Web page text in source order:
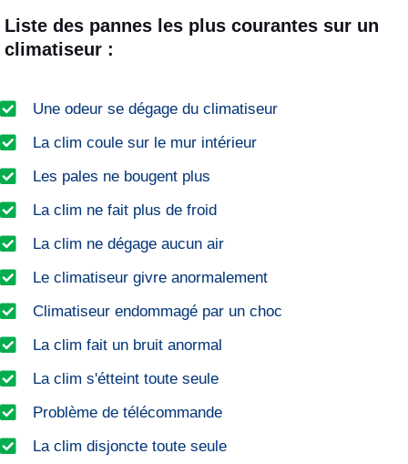
Liste des pannes les plus courantes sur un
climatiseur :
Une odeur se dégage du climatiseur
La clim coule sur le mur intérieur
Les pales ne bougent plus
La clim ne fait plus de froid
La clim ne dégage aucun air
Le climatiseur givre anormalement
Climatiseur endommagé par un choc
La clim fait un bruit anormal
La clim s'étteint toute seule
Problème de télécommande
La clim disjoncte toute seule